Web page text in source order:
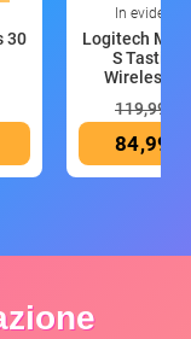
30
In evidenza
Logitech MX
S Tastiera
Wireless
119,99 €
84,99 €